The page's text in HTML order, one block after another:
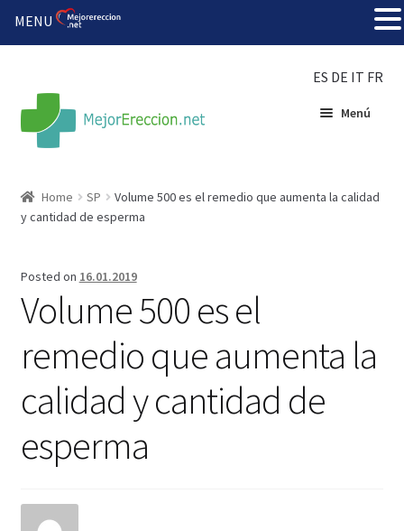
ES DE IT FR
Menú
Rueda de la fortuna
Echar fiesta
Solución barata
Super amoureux
Viaje romántico.
Faire la fête
Comment choisir?
Home SP
Volume 500 es el remedio que aumenta la calidad
y cantidad de esperma
Posted on 16.01.2019
Volume 500 es el
remedio que aumenta la
calidad y cantidad de
esperma
MENU